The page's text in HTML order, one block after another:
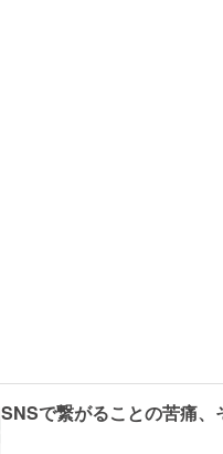
SNSで繋がることの苦痛、